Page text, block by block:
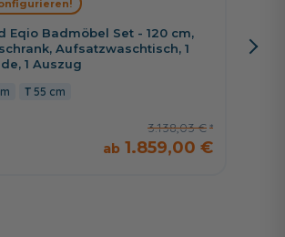
Eqio Badmöbel Set - 120 cm,
Aufsatzwaschtisch, 1
1 Auszug
55 cm
3.138,03 €
1.859,00 €